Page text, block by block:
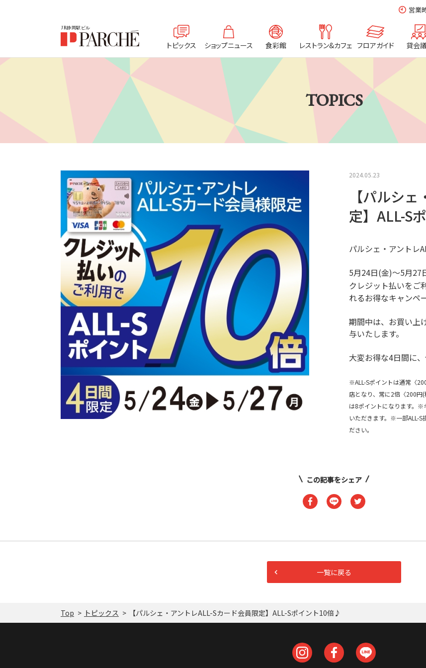
営業
トピックス ショップニュース 食彩館 レストラン&カフェ フロアガイド 貸会
TOPICS
2024.05.23
【パルシ
定】ALL-S
パルシェ・アントレ
5月24日(金)～5月27
クレジット払いをご
れるお得なキャンペ
期間中は、お買い上
与いたします。
大変お得な4日間に
※ALL-Sポイントは通常〈
店となり、常に2倍〈200円
は8ポイントになります。※
いただきます。※一部ALL-S
ださい。
この記事をシェア
一覧に戻る
Top トピックス 【パルシェ・アントレALL-Sカード会員限定】ALL-Sポイント10倍♪